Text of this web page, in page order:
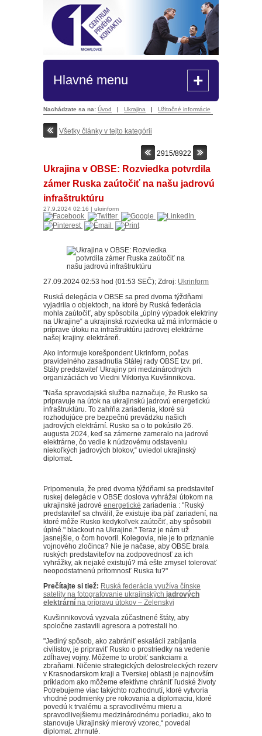
Hlavné menu +
Nachádzate sa na: Úvod | Ukrajina | Užitočné informácie
Všetky články v tejto kategórii
2915/8922
Ukrajina v OBSE: Rozviedka potvrdila
zámer Ruska zaútočiť na našu jadrovú
infraštruktúru
27.9.2024 02:16 | ukrinform
27.09.2024 02:53 hod (01:53 SEČ); Zdroj: Ukrinform
Ruská delegácia v OBSE sa pred dvoma týždňami
vyjadrila o objektoch, na ktoré by Ruská federácia
mohla zaútočiť, aby spôsobila „úplný výpadok elektriny
na Ukrajine“ a ukrajinská rozviedka už má informácie o
príprave útoku na infraštruktúru jadrovej elektrárne
našej krajiny. elektráreň.
Ako informuje korešpondent Ukrinform, počas
pravidelného zasadnutia Stálej rady OBSE tzv. pri.
Stály predstaviteľ Ukrajiny pri medzinárodných
organizáciách vo Viedni Viktoriya Kuvšinnikova.
"Naša spravodajská služba naznačuje, že Rusko sa
pripravuje na útok na ukrajinskú jadrovú energetickú
infraštruktúru. To zahŕňa zariadenia, ktoré sú
rozhodujúce pre bezpečnú prevádzku našich
jadrových elektrární. Rusko sa o to pokúsilo 26.
augusta 2024, keď sa zámerne zameralo na jadrové
elektrárne, čo vedie k núdzovému odstaveniu
niekoľkých jadrových blokov,“ uviedol ukrajinský
diplomat.
Pripomenula, že pred dvoma týždňami sa predstaviteľ
ruskej delegácie v OBSE doslova vyhrážal útokom na
ukrajinské jadrové energetické zariadenia : "Ruský
predstaviteľ sa chválil, že existuje iba päť zariadení, na
ktoré môže Rusko kedykoľvek zaútočiť, aby spôsobili
úplné." blackout na Ukrajine." Teraz je nám už
jasnejšie, o čom hovoril. Kolegovia, nie je to priznanie
vojnového zločinca? Nie je načase, aby OBSE brala
ruských predstaviteľov na zodpovednosť za ich
vyhrážky, ak nejaké existujú? má ešte zmysel tolerovať
neopodstatnenú prítomnosť Ruska tu?"
Prečítajte si tiež: Ruská federácia využíva čínske
satelity na fotografovanie ukrajinských jadrových
elektrární na prípravu útokov – Zelenskyj
Kuvšinnikovová vyzvala zúčastnené štáty, aby
spoločne zastavili agresora a potrestali ho.
"Jediný spôsob, ako zabrániť eskalácii zabíjania
civilistov, je pripraviť Rusko o prostriedky na vedenie
zdĺhavej vojny. Môžeme to urobiť sankciami a
zbraňami. Ničenie strategických delostreleckých rezerv
v Krasnodarskom kraji a Tverskej oblasti je najnovším
príkladom ako môžeme efektívne chrániť ľudské životy
Potrebujeme viac takýchto rozhodnutí, ktoré vytvoria
vhodné podmienky pre rokovania a diplomaciu, ktoré
povedú k trvalému a spravodlivému mieru a
spravodlivejšiemu medzinárodnému poriadku, ako to
stanovuje Ukrajinský mierový vzorec,“ povedal
diplomat. zhrnuté.